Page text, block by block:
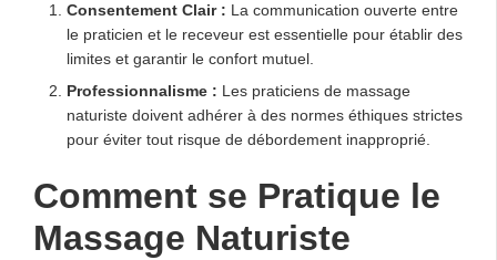
Consentement Clair : La communication ouverte entre
le praticien et le receveur est essentielle pour établir des
limites et garantir le confort mutuel.
Professionnalisme : Les praticiens de massage
naturiste doivent adhérer à des normes éthiques strictes
pour éviter tout risque de débordement inapproprié.
Comment se Pratique le
Massage Naturiste